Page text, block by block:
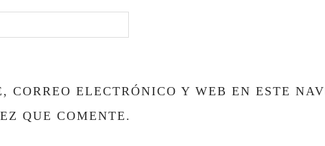
CORREO ELECTRÓNICO Y WEB EN ESTE
QUE COMENTE.